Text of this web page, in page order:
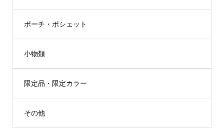
ポーチ・ポシェット
小物類
限定品・限定カラー
その他